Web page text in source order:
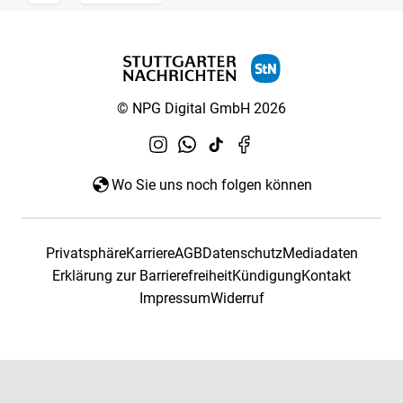
© NPG Digital GmbH 2026
Wo Sie uns noch folgen können
PrivatsphäreKarriereAGBDatenschutzMediadaten
Erklärung zur BarrierefreiheitKündigungKontakt
ImpressumWiderruf